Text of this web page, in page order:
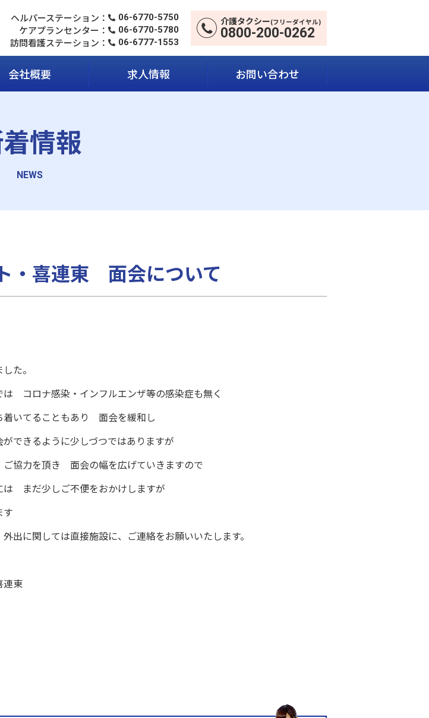
ヘルパーステーション 06-6770-5750
ケアプランセンター 06-6770-5780
訪問看護ステーション 06-6777-1553
介護タクシー(フリーダイヤル)
0800-200-0262
会社概要 求人情報 お問い合わせ
情報
・喜連東 面会について
た。
は コロナ感染・インフルエンザ等の感染症も無く
いてることもあり 面会を緩和し
できるように少しづつではありますが
協力を頂き 面会の幅を広げていきますので
は まだ少しご不便をおかけしますが
出に関しては直接施設に、ご連絡をお願いいたします。
東